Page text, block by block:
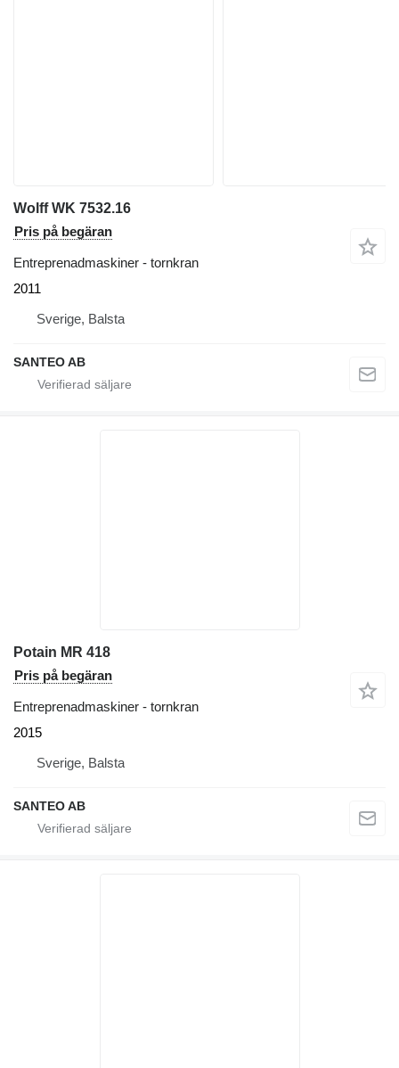
Wolff WK 7532.16
Pris på begäran
Entreprenadmaskiner - tornkran
2011
Sverige, Balsta
SANTEO AB
Potain MR 418
Pris på begäran
Entreprenadmaskiner - tornkran
2015
Sverige, Balsta
SANTEO AB